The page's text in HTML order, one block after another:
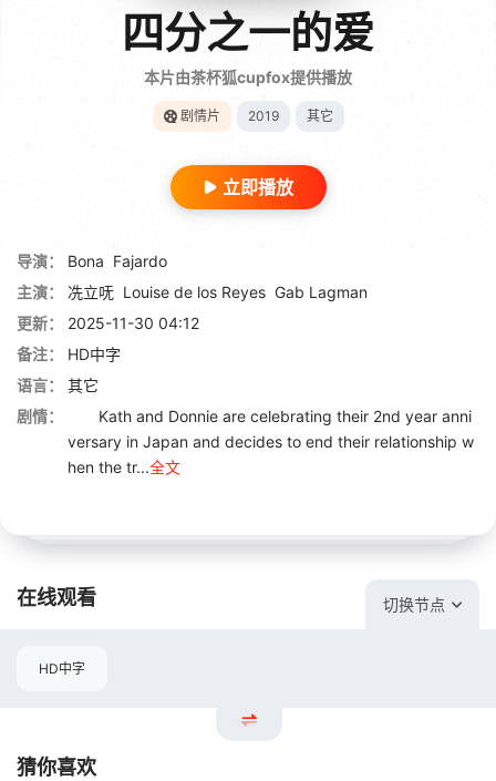
四分之一的爱
本片由茶杯狐cupfox提供播放
剧情片 2019 其它
立即播放
导演： Bona Fajardo
主演：
冼立呒 Louise de los Reyes Gab Lagman
更新：
2025-11-30 04:12
备注：
HD中字
语言：
其它
剧情：
Kath and Donnie are celebrating their 2nd year anni
versary in Japan and decides to end their relationship w
hen the tr...全文
在线观看 切换节点
HD中字
猜你喜欢